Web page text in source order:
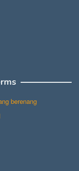
berenang